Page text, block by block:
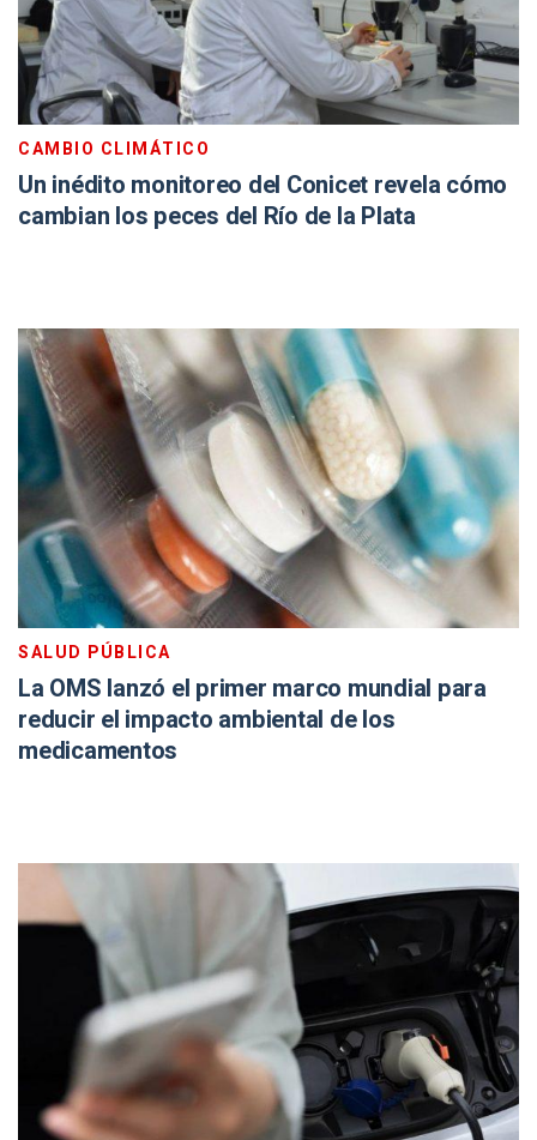
CAMBIO CLIMÁTICO
Un inédito monitoreo del Conicet revela cómo
cambian los peces del Río de la Plata
SALUD PÚBLICA
La OMS lanzó el primer marco mundial para
reducir el impacto ambiental de los
medicamentos